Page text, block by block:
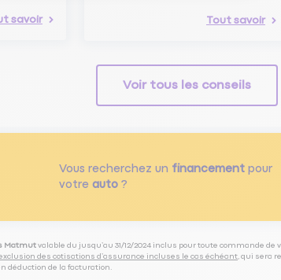
savoir Tout savoir
Voir tous les conseils
Vous recherchez un financementpour
votre auto?
Matmut valable du jusqu’au 31/12/2024 inclus pour toute commande
des cotisations d’assurance incluses le cas échéant , qui sera
déduction de la facturation.